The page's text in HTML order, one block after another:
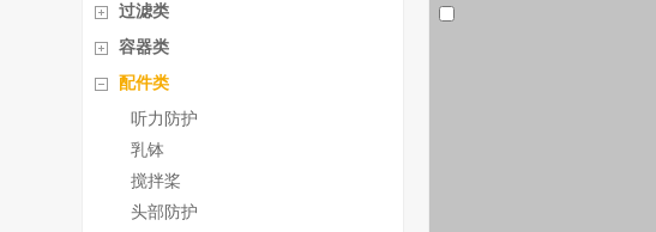
过滤类
容器类
配件类
听力防护
乳钵
搅拌桨
头部防护